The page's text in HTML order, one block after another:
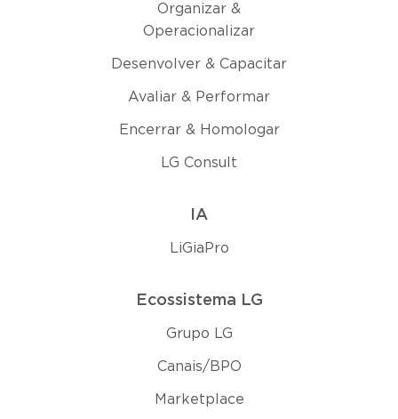
Organizar &
Operacionalizar
Desenvolver & Capacitar
Avaliar & Performar
Encerrar & Homologar
LG Consult
IA
LiGiaPro
Ecossistema LG
Grupo LG
Canais/BPO
Marketplace